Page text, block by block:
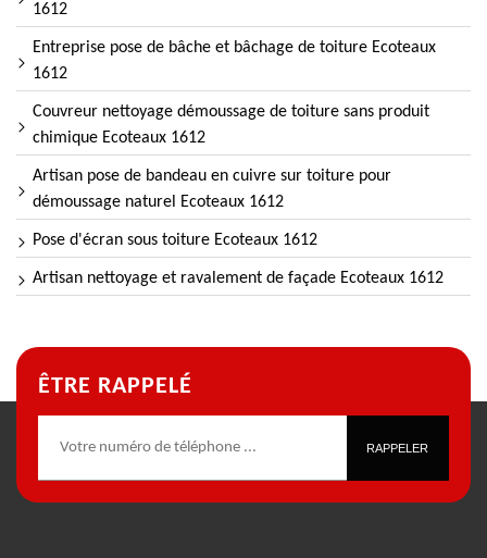
1612
Entreprise pose de bâche et bâchage de toiture Ecoteaux
1612
Couvreur nettoyage démoussage de toiture sans produit
chimique Ecoteaux 1612
Artisan pose de bandeau en cuivre sur toiture pour
démoussage naturel Ecoteaux 1612
Pose d'écran sous toiture Ecoteaux 1612
Artisan nettoyage et ravalement de façade Ecoteaux 1612
ÊTRE RAPPELÉ